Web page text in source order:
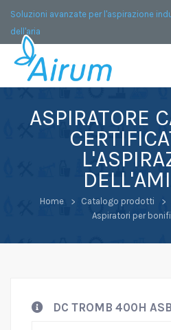
Soluzioni avanzate per l'aspirazione
dell'aria
ASPIRATORE
Home Catalogo prodotti
Aspiratori per
DC TROMB 400H